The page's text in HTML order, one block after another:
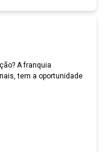
A franquia
tem a oportunidade